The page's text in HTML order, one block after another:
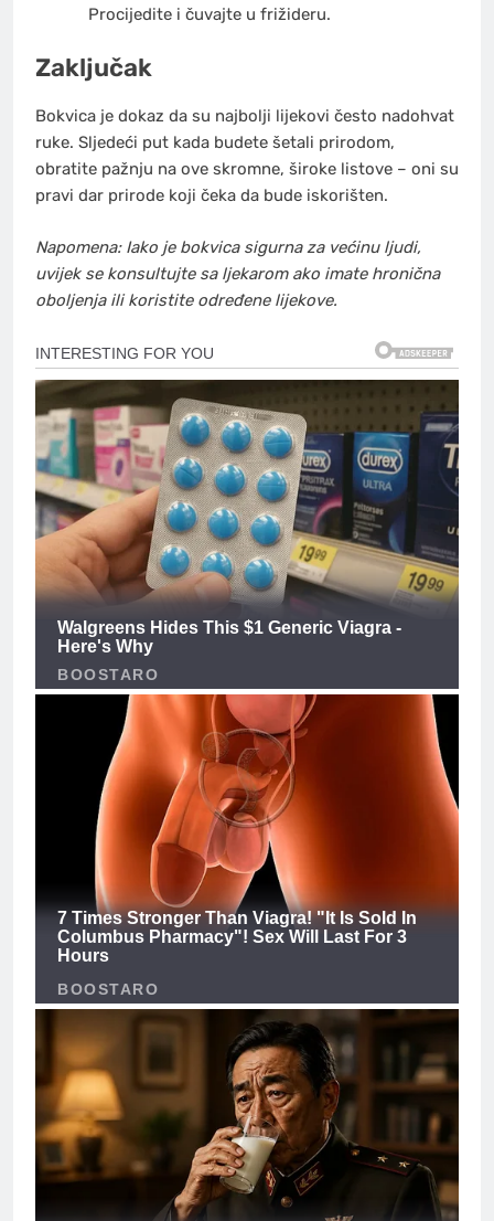
Procijedite i čuvajte u frižideru.
Zaključak
Bokvica je dokaz da su najbolji lijekovi često nadohvat
ruke. Sljedeći put kada budete šetali prirodom,
obratite pažnju na ove skromne, široke listove – oni su
pravi dar prirode koji čeka da bude iskorišten.
Napomena: Iako je bokvica sigurna za većinu ljudi,
uvijek se konsultujte sa ljekarom ako imate hronična
oboljenja ili koristite određene lijekove.